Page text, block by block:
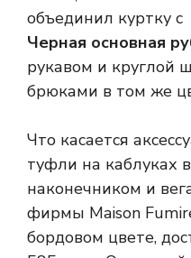
объединил куртку с
Черная основная
рукавом и круглой
брюками в том же
Что касается
туфли на каблуках
наконечником и
фирмы Maison
бордовом цвете,